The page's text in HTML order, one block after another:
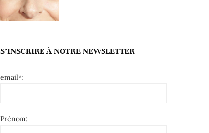
S’INSCRIRE À NOTRE NEWSLETTER
email*:
Prénom: